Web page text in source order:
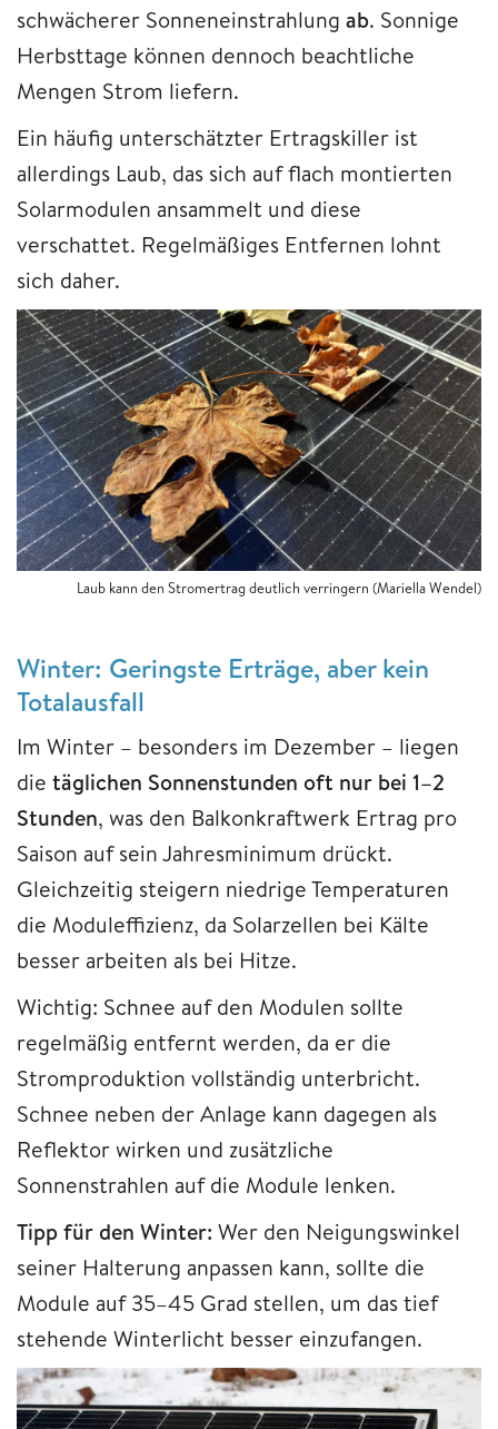
schwächerer Sonneneinstrahlung ab. Sonnige
Herbsttage können dennoch beachtliche
Mengen Strom liefern.
Ein häufig unterschätzter Ertragskiller ist
allerdings Laub, das sich auf flach montierten
Solarmodulen ansammelt und diese
verschattet. Regelmäßiges Entfernen lohnt
sich daher.
Laub kann den Stromertrag deutlich verringern (Mariella Wendel)
Winter: Geringste Erträge, aber kein
Totalausfall
Im Winter – besonders im Dezember – liegen
die täglichen Sonnenstunden oft nur bei 1–2
Stunden, was den Balkonkraftwerk Ertrag pro
Saison auf sein Jahresminimum drückt.
Gleichzeitig steigern niedrige Temperaturen
die Moduleffizienz, da Solarzellen bei Kälte
besser arbeiten als bei Hitze.
Wichtig: Schnee auf den Modulen sollte
regelmäßig entfernt werden, da er die
Stromproduktion vollständig unterbricht.
Schnee neben der Anlage kann dagegen als
Reflektor wirken und zusätzliche
Sonnenstrahlen auf die Module lenken.
Tipp für den Winter: Wer den Neigungswinkel
seiner Halterung anpassen kann, sollte die
Module auf 35–45 Grad stellen, um das tief
stehende Winterlicht besser einzufangen.